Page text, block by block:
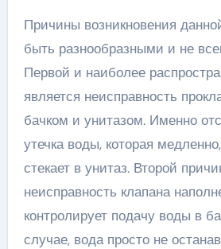
Причины возникновения
быть разнообразными и не
Первой и наиболее
является неисправность
бачком и унитазом. Именно
утечка воды, которая
стекает в унитаз. Второй
неисправность клапана
контролирует подачу воды в
случае, вода просто не